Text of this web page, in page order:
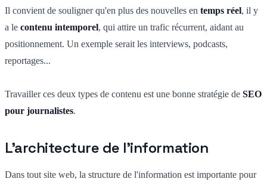
Il convient de souligner qu'en plus des nouvelles en temps réel, il y
a le contenu intemporel, qui attire un trafic récurrent, aidant au
positionnement. Un exemple serait les interviews, podcasts,
reportages...
Travailler ces deux types de contenu est une bonne stratégie de SEO
pour journalistes.
L'architecture de l'information
Dans tout site web, la structure de l'information est importante pour